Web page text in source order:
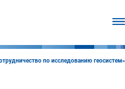
по исследованию геосистем»